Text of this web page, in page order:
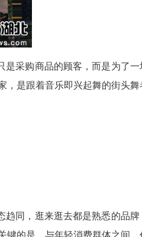
，涌动的不再只是采购